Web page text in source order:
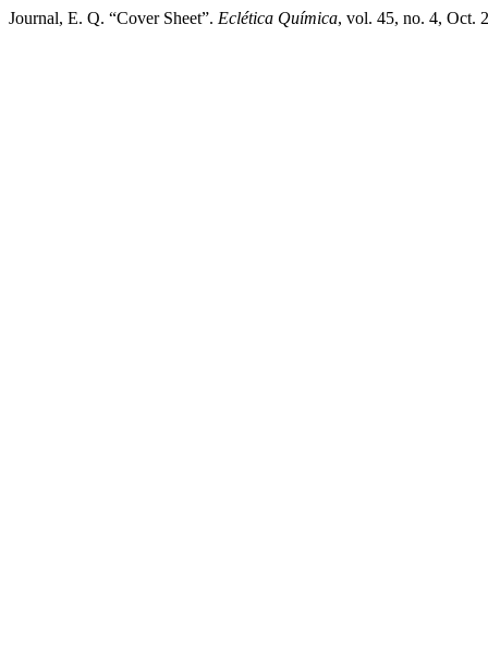
Journal, E. Q. “Cover Sheet”. Eclética Química, vol. 45, no. 4, Oct.